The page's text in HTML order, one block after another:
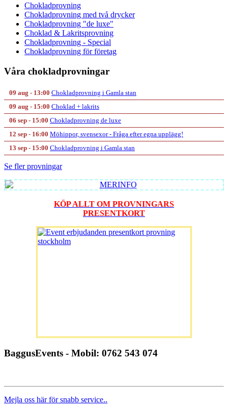
Chokladprovning
Chokladprovning med två drycker
Chokladprovning "de luxe"
Choklad & Lakritsprovning
Chokladprovning - Special
Chokladprovning för företag
Våra chokladprovningar
09 aug - 13:00 Chokladprovning i Gamla stan
09 aug - 15:00 Choklad + lakrits
06 sep - 15:00 Chokladprovning de luxe
12 sep - 16:00 Möhippor, svensexor - Fråga efter egna upplägg!
13 sep - 15:00 Chokladprovning i Gamla stan
Se fler provningar
KÖP ALLT OM PROVNINGARS
PRESENTKORT
BaggusEvents - Mobil: 0762 543 074
Mejla oss här för snabb service..